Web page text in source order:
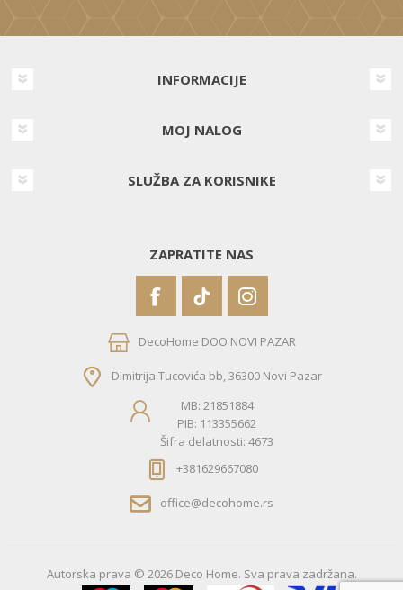
INFORMACIJE
MOJ NALOG
SLUŽBA ZA KORISNIKE
ZAPRATITE NAS
DecoHome DOO NOVI PAZAR
Dimitrija Tucovića bb, 36300 Novi Pazar
MB: 21851884
PIB: 113355662
Šifra delatnosti: 4673
+381629667080
office@decohome.rs
Autorska prava © 2026 Deco Home. Sva prava zadržana.